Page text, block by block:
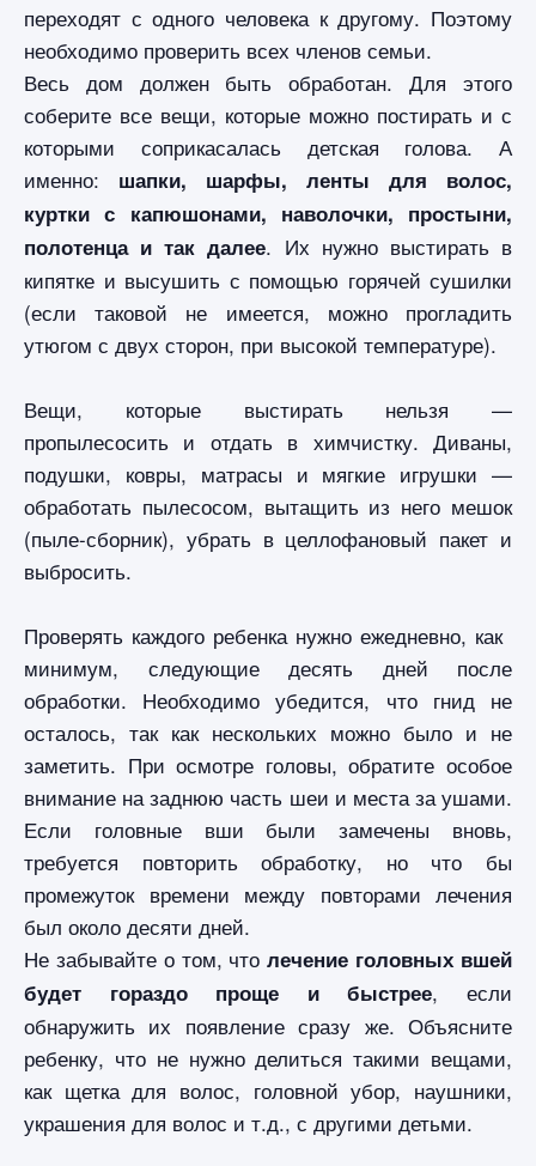
переходят с одного человека к другому. Поэтому
необходимо проверить всех членов семьи.
Весь дом должен быть обработан. Для этого
соберите все вещи, которые можно постирать и с
которыми соприкасалась детская голова. А
именно: шапки, шарфы, ленты для волос,
куртки с капюшонами, наволочки, простыни,
полотенца и так далее. Их нужно выстирать в
кипятке и высушить с помощью горячей сушилки
(если таковой не имеется, можно прогладить
утюгом с двух сторон, при высокой температуре).
Вещи, которые выстирать нельзя —
пропылесосить и отдать в химчистку. Диваны,
подушки, ковры, матрасы и мягкие игрушки —
обработать пылесосом, вытащить из него мешок
(пыле-сборник), убрать в целлофановый пакет и
выбросить.
Проверять каждого ребенка нужно ежедневно, как
минимум, следующие десять дней после
обработки. Необходимо убедится, что гнид не
осталось, так как нескольких можно было и не
заметить. При осмотре головы, обратите особое
внимание на заднюю часть шеи и места за ушами.
Если головные вши были замечены вновь,
требуется повторить обработку, но что бы
промежуток времени между повторами лечения
был около десяти дней.
Не забывайте о том, чтолечение головных вшей
будет гораздо проще и быстрее, если
обнаружить их появление сразу же. Объясните
ребенку, что не нужно делиться такими вещами,
как щетка для волос, головной убор, наушники,
украшения для волос и т.д., с другими детьми.